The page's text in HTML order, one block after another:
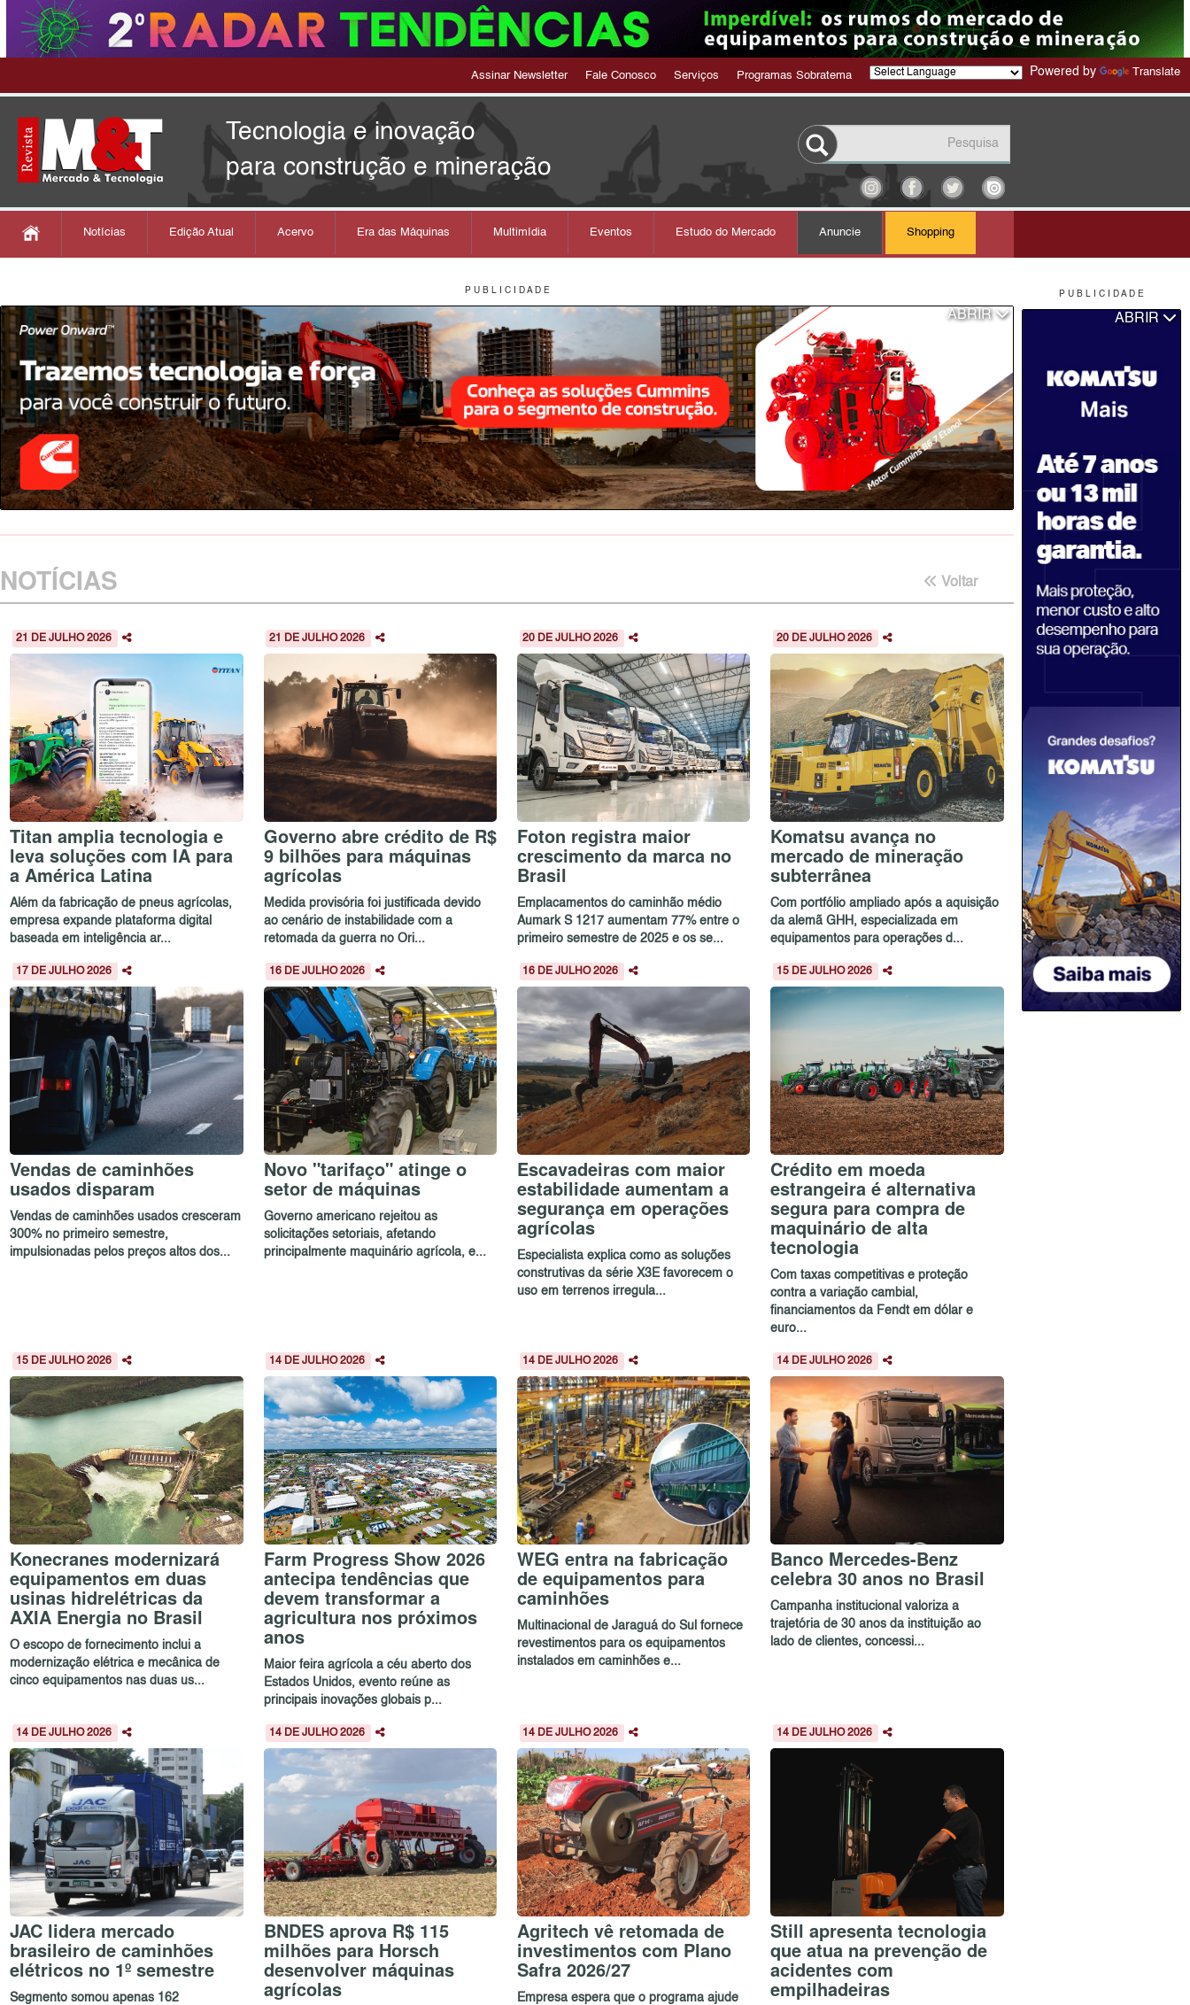
P U B L I C I D A D E
ABRIR
Assinar Newsletter Fale Conosco Serviços Programas Sobratema Powered by Translate
Tecnologia e inovação
para construção e mineração
Notícias Edição Atual Acervo Era das Máquinas Multimídia Eventos Estudo do Mercado Anuncie Shopping
P U B L I C I D A D E
ABRIR
NOTÍCIAS Voltar
21 DE JULHO 2026
Titan amplia tecnologia e
leva soluções com IA para
a América Latina
Além da fabricação de pneus agrícolas,
empresa expande plataforma digital
baseada em inteligência ar...
21 DE JULHO 2026
Governo abre crédito de R$
9 bilhões para máquinas
agrícolas
Medida provisória foi justificada devido
ao cenário de instabilidade com a
retomada da guerra no Ori...
20 DE JULHO 2026
Foton registra maior
crescimento da marca no
Brasil
Emplacamentos do caminhão médio
Aumark S 1217 aumentam 77% entre o
primeiro semestre de 2025 e os se...
20 DE JULHO 2026
Komatsu avança no
mercado de mineração
subterrânea
Com portfólio ampliado após a aquisição
da alemã GHH, especializada em
equipamentos para operações d...
17 DE JULHO 2026
Vendas de caminhões
usados disparam
Vendas de caminhões usados cresceram
300% no primeiro semestre,
impulsionadas pelos preços altos dos...
16 DE JULHO 2026
Novo "tarifaço" atinge o
setor de máquinas
Governo americano rejeitou as
solicitações setoriais, afetando
principalmente maquinário agrícola, e...
16 DE JULHO 2026
Escavadeiras com maior
estabilidade aumentam a
segurança em operações
agrícolas
Especialista explica como as soluções
construtivas da série X3E favorecem o
uso em terrenos irregula...
15 DE JULHO 2026
Crédito em moeda
estrangeira é alternativa
segura para compra de
maquinário de alta
tecnologia
Com taxas competitivas e proteção
contra a variação cambial,
financiamentos da Fendt em dólar e
euro...
15 DE JULHO 2026
Konecranes modernizará
equipamentos em duas
usinas hidrelétricas da
AXIA Energia no Brasil
O escopo de fornecimento inclui a
modernização elétrica e mecânica de
cinco equipamentos nas duas us...
14 DE JULHO 2026
Farm Progress Show 2026
antecipa tendências que
devem transformar a
agricultura nos próximos
anos
Maior feira agrícola a céu aberto dos
Estados Unidos, evento reúne as
principais inovações globais p...
14 DE JULHO 2026
WEG entra na fabricação
de equipamentos para
caminhões
Multinacional de Jaraguá do Sul fornece
revestimentos para os equipamentos
instalados em caminhões e...
14 DE JULHO 2026
Banco Mercedes-Benz
celebra 30 anos no Brasil
Campanha institucional valoriza a
trajetória de 30 anos da instituição ao
lado de clientes, concessi...
14 DE JULHO 2026
JAC lidera mercado
brasileiro de caminhões
elétricos no 1º semestre
Segmento somou apenas 162
14 DE JULHO 2026
BNDES aprova R$ 115
milhões para Horsch
desenvolver máquinas
agrícolas
14 DE JULHO 2026
Agritech vê retomada de
investimentos com Plano
Safra 2026/27
Empresa espera que o programa ajude
14 DE JULHO 2026
Still apresenta tecnologia
que atua na prevenção de
acidentes com
empilhadeiras